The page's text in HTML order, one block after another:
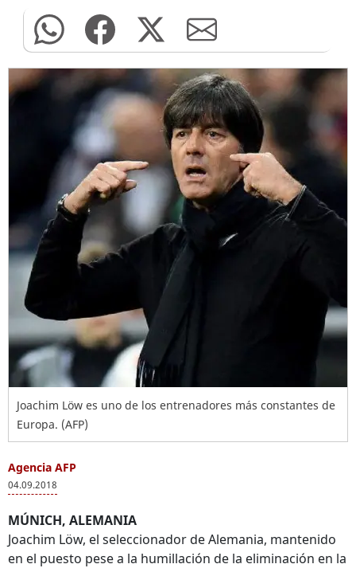
Joachim Löw es uno de los entrenadores más constantes de
Europa. (AFP)
Agencia AFP
04.09.2018
MÚNICH, ALEMANIA
Joachim Löw, el seleccionador de Alemania, mantenido
en el puesto pese a la humillación de la eliminación en la